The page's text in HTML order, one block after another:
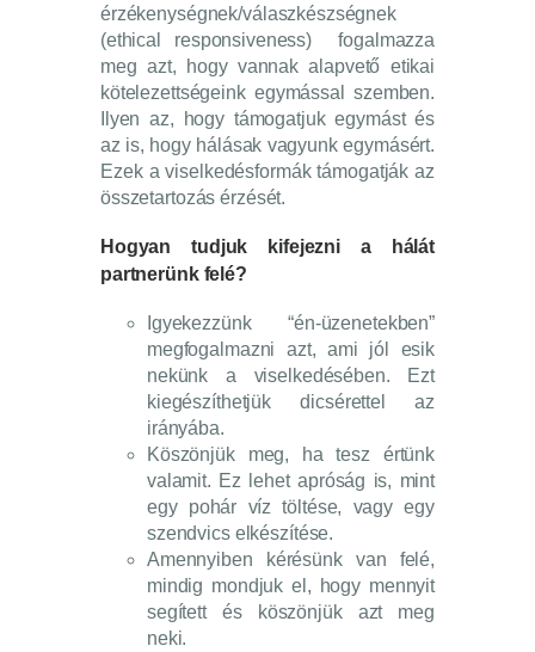
érzékenységnek/válaszkészségnek
(ethical responsiveness) fogalmazza
meg azt, hogy vannak alapvető etikai
kötelezettségeink egymással szemben.
Ilyen az, hogy támogatjuk egymást és
az is, hogy hálásak vagyunk egymásért.
Ezek a viselkedésformák támogatják az
összetartozás érzését.
Hogyan tudjuk kifejezni a hálát
partnerünk felé?
Igyekezzünk “én-üzenetekben”
megfogalmazni azt, ami jól esik
nekünk a viselkedésében. Ezt
kiegészíthetjük dicsérettel az
irányába.
Köszönjük meg, ha tesz értünk
valamit. Ez lehet apróság is, mint
egy pohár víz töltése, vagy egy
szendvics elkészítése.
Amennyiben kérésünk van felé,
mindig mondjuk el, hogy mennyit
segített és köszönjük azt meg
neki.